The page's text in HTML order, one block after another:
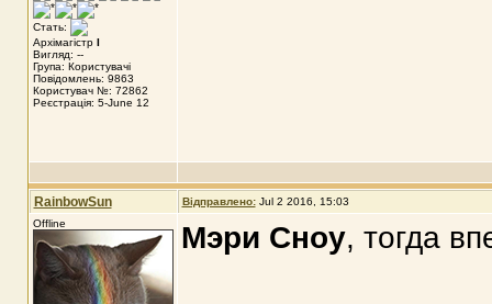
Стать:
Архімагістр I
Вигляд: --
Група: Користувачі
Повідомлень: 9863
Користувач №: 72862
Реєстрація: 5-June 12
RainbowSun Відправлено: Jul 2 2016, 15:03
Offline
Мэри Сноу, тогда